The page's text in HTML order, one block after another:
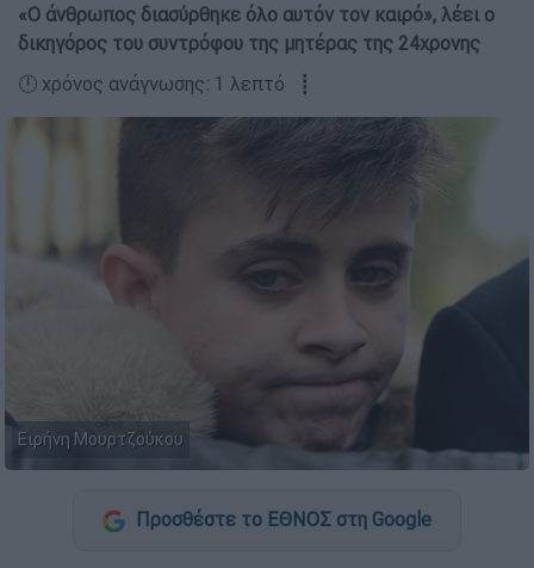
«Ο άνθρωπος διασύρθηκε όλο αυτόν τον καιρό», λέει ο
δικηγόρος του συντρόφου της μητέρας της 24χρονης
🕛 χρόνος ανάγνωσης: 1 λεπτό ┋
Ειρήνη Μουρτζούκου
Προσθέστε το ΕΘΝΟΣ στη Google